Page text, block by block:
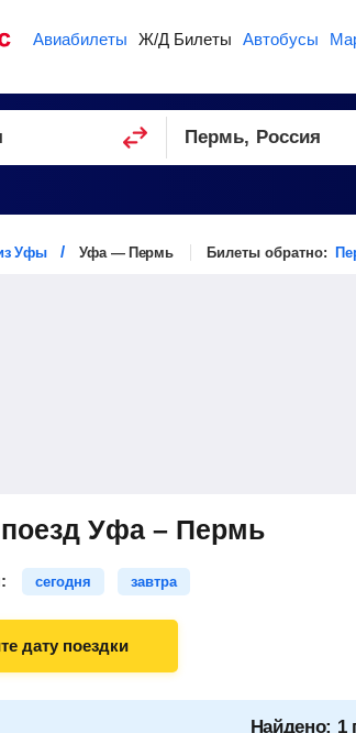
Авиабилеты Ж/Д Билеты Автобусы
Уфы Уфа — Пермь Билеты обратно:
Уфа – Пермь
сегодня завтра
дату поездки
Найдено: 1